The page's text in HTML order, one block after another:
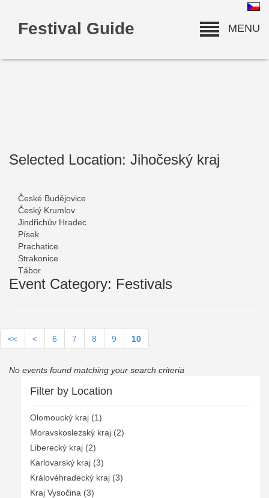
Festival Guide MENU
deneme bonusu
Selected Location: Jihočeský kraj
České Budějovice
Český Krumlov
Jindřichův Hradec
Písek
Prachatice
Strakonice
Tábor
Event Category: Festivals
<< < 6 7 8 9 10
No events found matching your search criteria
Filter by Location
Olomoucký kraj (1)
Moravskoslezský kraj (2)
Liberecký kraj (2)
Karlovarský kraj (3)
Královéhradecký kraj (3)
Kraj Vysočina (3)